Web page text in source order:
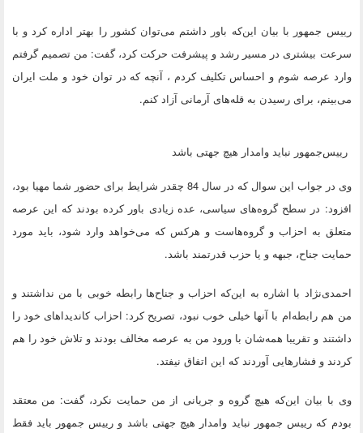
رییس جمهور با بیان این‌که باور داشتم می‌توان کشور را بهتر اداره کرد و با
سرعت بیشتری در مسیر رشد و پیشرفت حرکت کرد، گفت: من تصمیم گرفتم
وارد عرصه شوم و احساس تکلیف کردم ، آنچه که در توان خود و ملت ایران
می‌بینم، برای رسیدن به قله‌های آرمانی آزاد کنم.
رییس‌جمهور نباید وامدار هیچ جهتی باشد
وی در جواب این سوال که در سال 84 چقدر شرایط برای حضور شما مهیا بود،
افزود: در سطح گروه‌های سیاسی، عده‌ زیادی باور کرده بودند که این عرصه
متعلق به احزاب و گروه‌هاست و هرکس که می‌خواهد وارد شود، باید مورد
حمایت جناح، جبهه و یا حزب قدرتمند باشد.
احمدی‌نژاد با اشاره به این‌که احزاب و جناح‌ها رابطه خوبی با من نداشتند و
من هم رابطه‌ام با آنها خیلی خوب نبود، تصریح کرد: احزاب کاندیداهای خود را
داشتند و تقریبا همه‌شان با ورود من به عرصه مخالف بودند و تلاش خود را هم
کردند و فشارهایی آوردند که این اتفاق نیفتد.
وی با بیان این‌که هیچ گروه و جریانی از من حمایت نکرد، گفت: من معتقد
بودم که رییس جمهور نباید وامدار هیچ جهتی باشد و رییس جمهور باید فقط